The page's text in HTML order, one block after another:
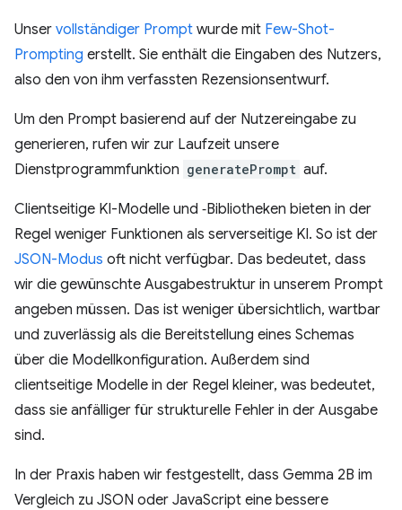
Unser vollständiger Prompt wurde mit Few-Shot-
Prompting erstellt. Sie enthält die Eingaben des Nutzers,
also den von ihm verfassten Rezensionsentwurf.
Um den Prompt basierend auf der Nutzereingabe zu
generieren, rufen wir zur Laufzeit unsere
Dienstprogrammfunktion generatePrompt auf.
Clientseitige KI-Modelle und ‑Bibliotheken bieten in der
Regel weniger Funktionen als serverseitige KI. So ist der
JSON-Modus oft nicht verfügbar. Das bedeutet, dass
wir die gewünschte Ausgabestruktur in unserem Prompt
angeben müssen. Das ist weniger übersichtlich, wartbar
und zuverlässig als die Bereitstellung eines Schemas
über die Modellkonfiguration. Außerdem sind
clientseitige Modelle in der Regel kleiner, was bedeutet,
dass sie anfälliger für strukturelle Fehler in der Ausgabe
sind.
In der Praxis haben wir festgestellt, dass Gemma 2B im
Vergleich zu JSON oder JavaScript eine bessere